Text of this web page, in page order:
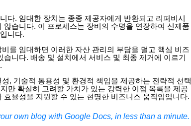
다. 임대한 장치는 종종 제공자에게 반환되고 리퍼비시
습니다. 이 프로세스는 장비의 수명을 연장하여 신제품
니다.
를 임대하면 이러한 자산 관리의 부담을 덜고 핵심 비즈
니다. 배송 및 설치에서 서비스 및 최종 제거에 이르기
, 기술적 통용성 및 환경적 책임을 제공하는 전략적 선택
만 확실히 고려할 가치가 있는 강력한 이점 목록을 제공
율성을 지원할 수 있는 현명한 비즈니스 움직임입니다.
own blog with Google Docs, in less than a minute.